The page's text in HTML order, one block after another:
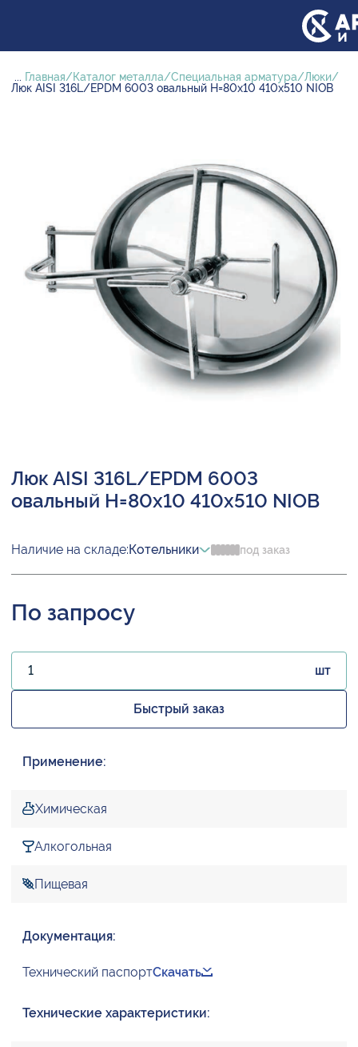
... Главная Каталог металла Специальная арматура
Люки
Люк AISI 316L/EPDM 6003 овальный H=80х10 410х510 NIOB
Люк AISI 316L/EPDM 6003
овальный H=80х10 410х510 NIOB
Наличие на складе:Котельники под заказ
По запросу
шт
Быстрый заказ
Применение:
Химическая
Алкогольная
Пищевая
Документация:
Технический паспортСкачать
Технические характеристики: